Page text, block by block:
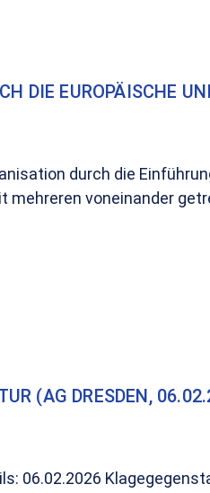
DIE EUROPÄISCHE
durch die
voneinander
(AG DRESDEN,
06.02.2026